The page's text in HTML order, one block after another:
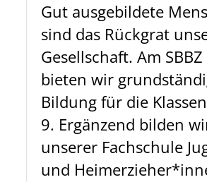
Gut ausgebildete
sind das Rückgrat
Gesellschaft. Am SBBZ
bieten wir
Bildung für die
9. Ergänzend bilden
unserer Fachschule
und